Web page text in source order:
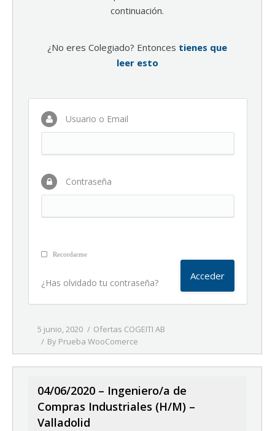
continuación.
¿No eres Colegiado? Entonces tienes que
leer esto
Usuario o Email
Contraseña
Recordarme
¿Has olvidado tu contraseña?
5 junio, 2020
Ofertas COGEITI AB
By Prueba WooComerce
04/06/2020 – Ingeniero/a de
Compras Industriales (H/M) –
Valladolid